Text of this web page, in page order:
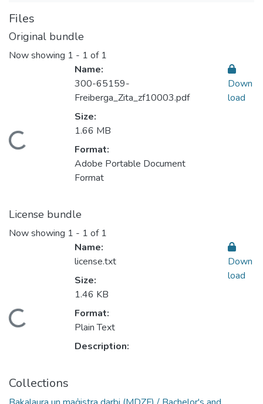
Files
Original bundle
Now showing 1 - 1 of 1
Loading...
Name:
300-65159-
Freiberga_Zita_zf10003.pdf
Size:
1.66 MB
Format:
Adobe Portable Document
Format
Down
load
License bundle
Now showing 1 - 1 of 1
Loading...
Name:
license.txt
Size:
1.46 KB
Format:
Plain Text
Description:
Down
load
Collections